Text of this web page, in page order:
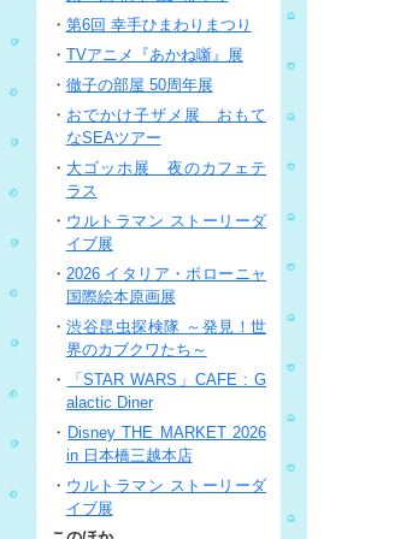
・ 第6回 幸手ひまわりまつり
・ TVアニメ『あかね噺』展
・ 徹子の部屋 50周年展
・ おでかけ子ザメ展 おもて
なSEAツアー
・ 大ゴッホ展 夜のカフェテ
ラス
・ ウルトラマン ストーリーダ
イブ展
・ 2026 イタリア・ボローニャ
国際絵本原画展
・渋谷昆虫探検隊 ～発見！世
界のカブクワたち～
・
「STAR WARS」CAFE : G
alactic Diner
・ Disney THE MARKET 2026
in 日本橋三越本店
・ ウルトラマン ストーリーダ
イブ展